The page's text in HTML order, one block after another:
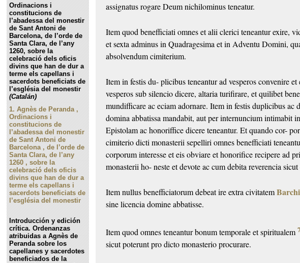
Ordinacions i
constitucions de
l’abadessa del monestir
de Sant Antoni de
Barcelona, de l’orde de
Santa Clara, de l’any
1260, sobre la
celebració dels oficis
divins que han de dur a
terme els capellans i
sacerdots beneficiats de
l’església del monestir
(Catalán)
1.Agnès de Peranda ,
Ordinacions i
constitucions de
l’abadessa del monestir
de Sant Antoni de
Barcelona , de l’orde de
Santa Clara, de l’any
1260 , sobre la
celebració dels oficis
divins que han de dur a
terme els capellans i
sacerdots beneficiats de
l’església del monestir
Introducción y edición
crítica. Ordenanzas
atribuidas a Agnès de
Peranda sobre los
capellanes y sacerdotes
beneficiados de la
assignatus rogare Deum nichilominus teneatur.
Item quod benefficiati omnes et alii clerici teneantur exire,
et sexta adminus in Quadragesima et in Adventu Domini,
absolvendum cimiterium.
Item in festis du-plicibus teneantur ad vesperos convenire
vesperos sub silencio dicere, altaria turifirare, et quilibet
mundifficare ac eciam adornare. Item in festisduplicibus ac
domina abbatissa mandabit,aut per internuncium intimabit
Epistolam ac honoriffice dicere teneantur. Et quando cor-
cimiterio dicti monasterii sepelliriomnes benefficiati
corporum interesse et eisobviare et honorifice recipere ad
monasterii ho-neste et devote ac cum debita reverencia sicut
Item nullusbenefficiatorum debeat ire extra civitatem
sine licencia domine abbatisse.
Item quod omnes teneanturbonum temporale et spiritualem
sicut poterunt pro dicto monasterioprocurare.